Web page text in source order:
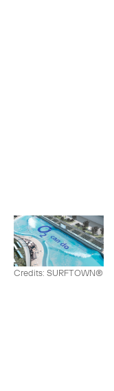
Credits: SURFTOWN®